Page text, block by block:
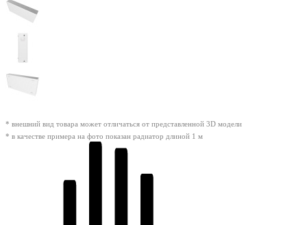
* внешний вид товара может отличаться от представленной 3D модели
* в качестве примера на фото показан радиатор длиной 1 м